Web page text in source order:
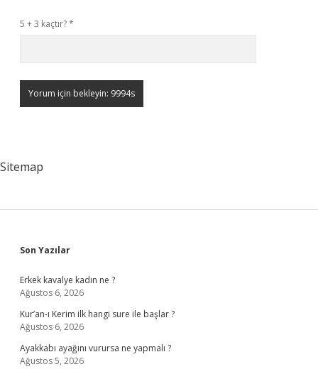
5 + 3 kaçtır?*
Sitemap
Sidebar
Son Yazılar
Erkek kavalye kadın ne ?
Ağustos 6, 2026
Kur’an-ı Kerim ilk hangi sure ile başlar ?
Ağustos 6, 2026
Ayakkabı ayağını vurursa ne yapmalı ?
Ağustos 5, 2026